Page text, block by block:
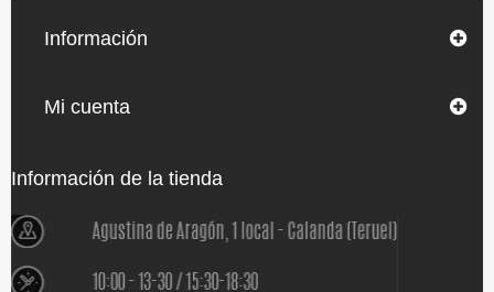
Información
Mi cuenta
Información de la tienda